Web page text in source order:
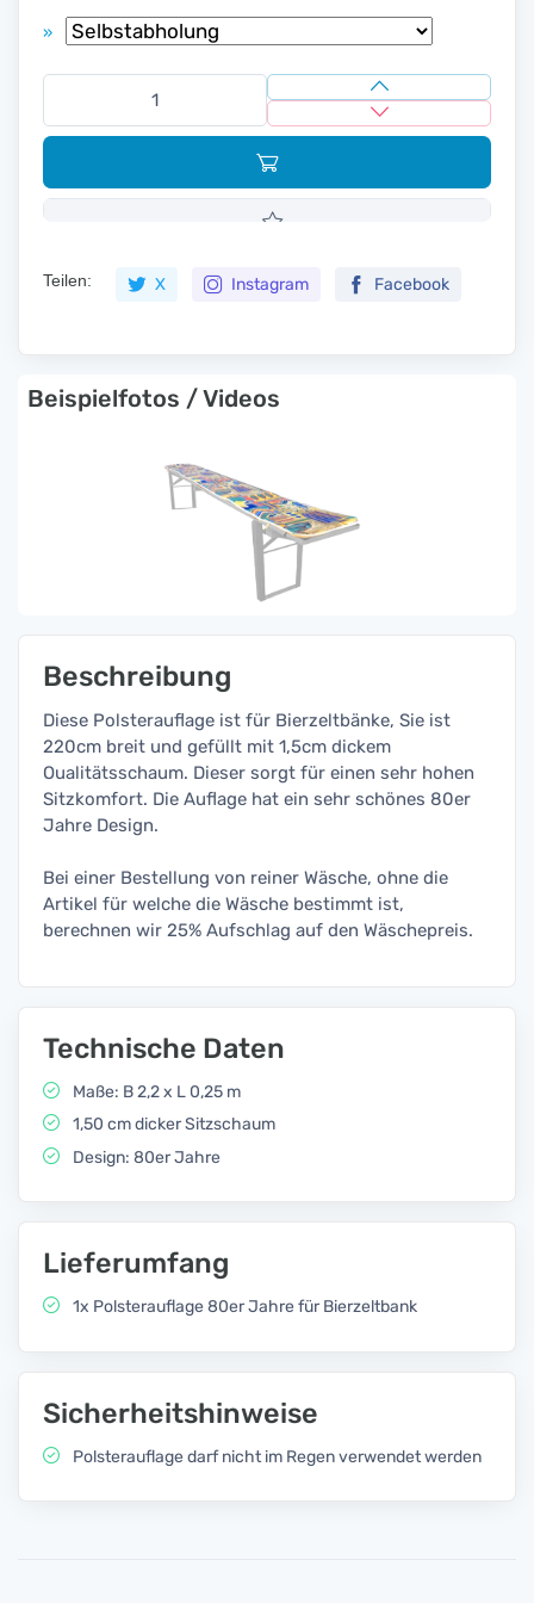
»
Teilen: X Instagram Facebook
Beispielfotos / Videos
Beschreibung
Diese Polsterauflage ist für Bierzeltbänke, Sie ist
220cm breit und gefüllt mit 1,5cm dickem
Oualitätsschaum. Dieser sorgt für einen sehr hohen
Sitzkomfort. Die Auflage hat ein sehr schönes 80er
Jahre Design.
Bei einer Bestellung von reiner Wäsche, ohne die
Artikel für welche die Wäsche bestimmt ist,
berechnen wir 25% Aufschlag auf den Wäschepreis.
Technische Daten
Maße: B 2,2 x L 0,25 m
1,50 cm dicker Sitzschaum
Design: 80er Jahre
Lieferumfang
1x Polsterauflage 80er Jahre für Bierzeltbank
Sicherheitshinweise
Polsterauflage darf nicht im Regen verwendet werden